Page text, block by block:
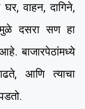
वाहन, दागिने,
दसरा सण हा
बाजारपेठांमध्ये
आणि त्याचा